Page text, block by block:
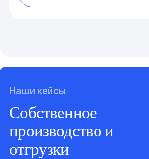
Наши кейсы
Собственное
производство и
отгрузки